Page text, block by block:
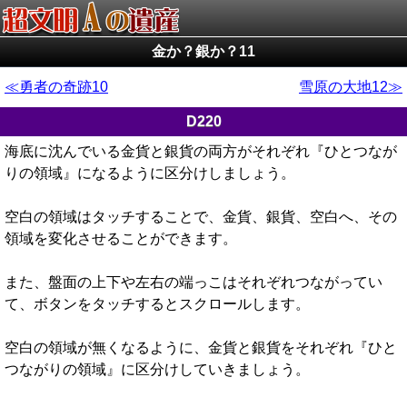
金か？銀か？11
勇者の奇跡10 雪原の大地12
D220
海底に沈んでいる金貨と銀貨の両方がそれぞれ『ひとつなが
りの領域』になるように区分けしましょう。
空白の領域はタッチすることで、金貨、銀貨、空白へ、その
領域を変化させることができます。
また、盤面の上下や左右の端っこはそれぞれつながってい
て、ボタンをタッチするとスクロールします。
空白の領域が無くなるように、金貨と銀貨をそれぞれ『ひと
つながりの領域』に区分けしていきましょう。